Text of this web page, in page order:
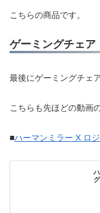
こちらの商品です。
ゲーミングチェア
最後にゲーミングチェ
こちらも先ほどの動画
■ハーマンミラー X ロ